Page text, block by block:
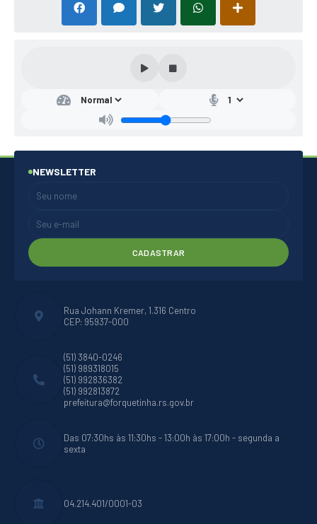
Rua Johann Kremer, 1.316 Centro
CEP: 95937-000
(51) 3840-0246
(51) 989318015
(51) 992836382
(51) 992813872
prefeitura@forquetinha.rs.gov.br
Das 07:30hs às 11:30hs - 13:00h às 17:00h - segunda a
sexta
04.214.401/0001-03
NEWSLETTER
CADASTRAR